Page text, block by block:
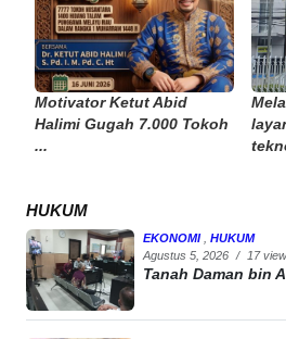
Motivator Ketut Abid
Halimi Gugah 7.000 Tokoh
...
HUKUM
EKONOMI
HUKUM
Agustus 5, 2026 / 17
Tanah Daman bin